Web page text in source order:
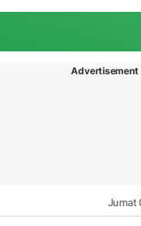
Advertisement
Jumat